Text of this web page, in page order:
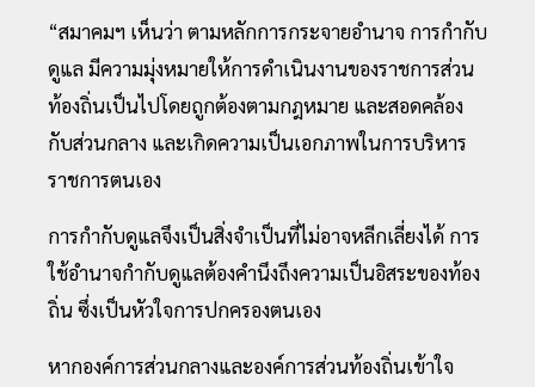
“สมาคมฯ เห็นว่า ตามหลักการกระจายอำนาจ การกำกับ
ดูแล มีความมุ่งหมายให้การดำเนินงานของราชการส่วน
ท้องถิ่นเป็นไปโดยถูกต้องตามกฎหมาย และสอดคล้อง
กับส่วนกลาง และเกิดความเป็นเอกภาพในการบริหาร
ราชการตนเอง
การกำกับดูแลจึงเป็นสิ่งจำเป็นที่ไม่อาจหลีกเลี่ยงได้ การ
ใช้อำนาจกำกับดูแลต้องคำนึงถึงความเป็นอิสระของท้อง
ถิ่น ซึ่งเป็นหัวใจการปกครองตนเอง
หากองค์การส่วนกลางและองค์การส่วนท้องถิ่นเข้าใจ